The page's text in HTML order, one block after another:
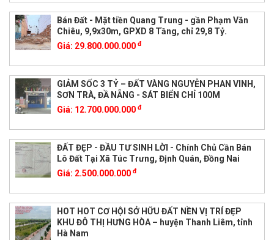
Bán Đất - Mặt tiền Quang Trung - gần Phạm Văn
Chiêu, 9,9x30m, GPXD 8 Tầng, chỉ 29,8 Tỷ.
Giá: 29.800.000.000 đ
GIẢM SỐC 3 TỶ – ĐẤT VÀNG NGUYỄN PHAN VINH,
SƠN TRÀ, ĐẦ NẴNG - SÁT BIỂN CHỈ 100M
Giá: 12.700.000.000 đ
ĐẤT ĐẸP - ĐẦU TƯ SINH LỜI - Chính Chủ Cần Bán
Lô Đất Tại Xã Túc Trưng, Định Quán, Đồng Nai
Giá: 2.500.000.000 đ
HOT HOT CƠ HỘI SỞ HỮU ĐẤT NỀN VỊ TRÍ ĐẸP
KHU ĐÔ THỊ HƯNG HÒA – huyện Thanh Liêm, tỉnh
Hà Nam